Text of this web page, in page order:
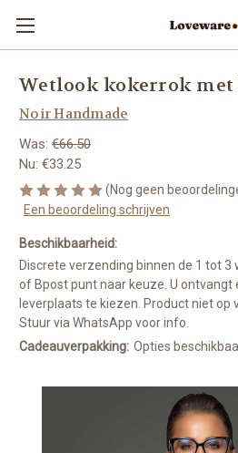
Wetlook kokerrok
Noir Handmade
Was: €66.50
Nu: €33.25
(Nog geen
Een beoordeling schrijven
Beschikbaarheid:
Discrete verzending binnen de 1 tot 3
of Bpost punt naar keuze. U ontvangt
leverplaats te kiezen. Product niet op
Stuur via WhatsApp voor info.
Cadeauverpakking: Opties